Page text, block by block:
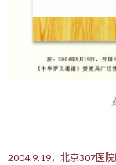
2004.9.19，北京307医